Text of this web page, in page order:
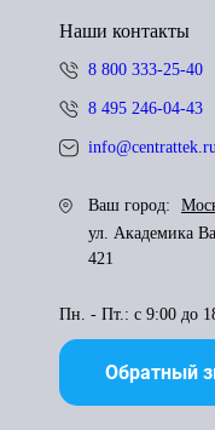
Наши контакты
8 800 333-25-40
8 495 246-04-43
Ваш город:
ул. Академика
421
Пн. - Пт.: с 9:00 до
Обратный